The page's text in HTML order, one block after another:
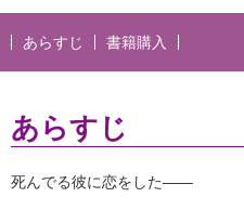
あらすじ 書籍購入
あらすじ
死んでる彼に恋をした――